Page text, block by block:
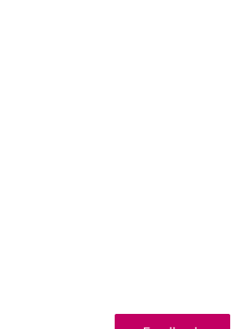
U verlaat Rechtspraak.nl
- U verlaat Rechtspraak.nl
- U verlaat Rechtspraak.nl
- U verlaat Rechtspraak.nl
LinkedIn - U verlaat
de hoogte' nieuwsbrief - U verlaat